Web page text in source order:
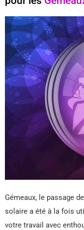
Gémeaux, le passage
solaire a été à la fois
votre travail avec